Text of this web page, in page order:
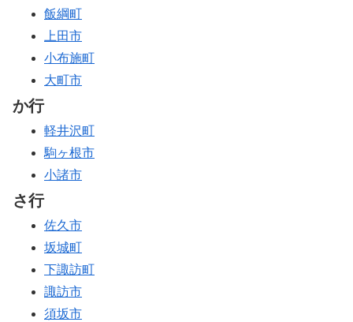
飯綱町
上田市
小布施町
大町市
か行
軽井沢町
駒ヶ根市
小諸市
さ行
佐久市
坂城町
下諏訪町
諏訪市
須坂市